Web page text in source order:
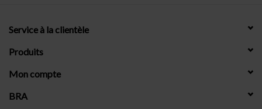
Service à la clientèle
Produits
Mon compte
BRA